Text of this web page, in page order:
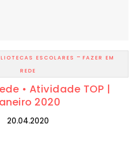
ESCOLARES - FAZER EM
REDE
• Atividade TOP |
2020
20.04.2020